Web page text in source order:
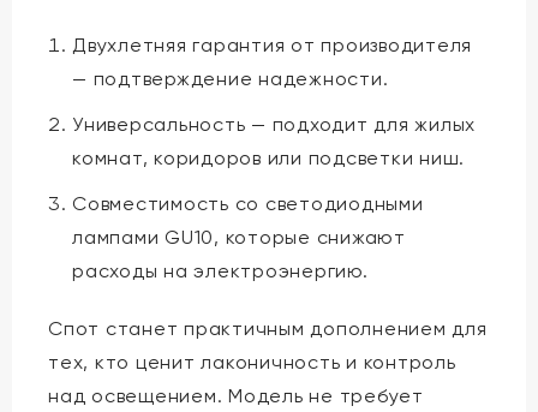
Двухлетняя гарантия от производителя
— подтверждение надежности.
Универсальность — подходит для жилых
комнат, коридоров или подсветки ниш.
Совместимость со светодиодными
лампами GU10, которые снижают
расходы на электроэнергию.
Спот станет практичным дополнением для
тех, кто ценит лаконичность и контроль
над освещением. Модель не требует